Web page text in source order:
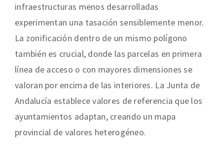
infraestructuras menos desarrolladas
experimentan una tasación sensiblemente menor.
La zonificación dentro de un mismo polígono
también es crucial, donde las parcelas en primera
línea de acceso o con mayores dimensiones se
valoran por encima de las interiores. La Junta de
Andalucía establece valores de referencia que los
ayuntamientos adaptan, creando un mapa
provincial de valores heterogéneo.